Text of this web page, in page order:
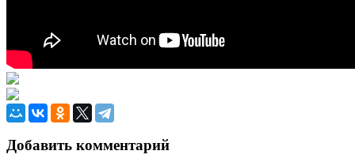
Добавить комментарий